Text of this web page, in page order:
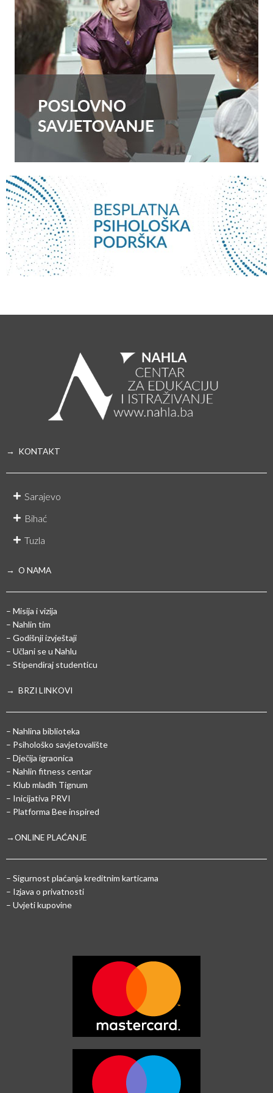
→ KONTAKT
Sarajevo
Bihać
Tuzla
→ O NAMA
– Misija i vizija
– Nahlin tim
– Godišnji izvještaji
– Učlani se u Nahlu
– Stipendiraj studenticu
→ BRZI LINKOVI
– Nahlina biblioteka
– Psihološko savjetovalište
– Dječija igraonica
– Nahlin fitness centar
– Klub mladih Tignum
– Inicijativa PRVI
– Platforma Bee inspired
→ONLINE PLAĆANJE
– Sigurnost plaćanja kreditnim karticama
– Izjava o privatnosti
– Uvjeti kupovine